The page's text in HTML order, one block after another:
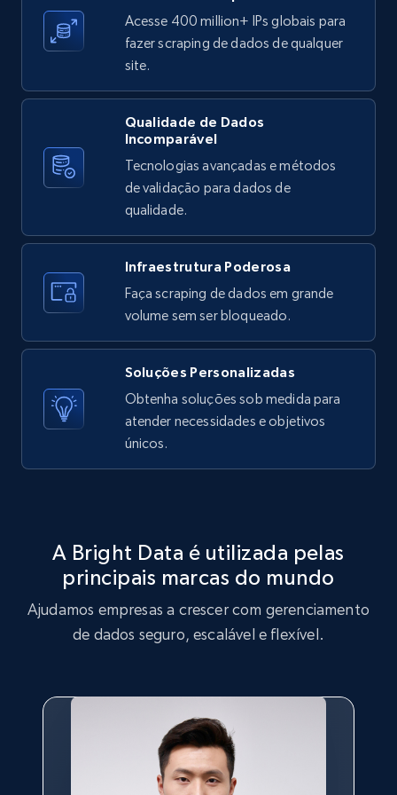
price, and more.
Etsy - Collects data from shop's URL
URL, Product id, Listing inventory id, Title, Rating,
Reviews count shop, Reviews count item, Initial
price, and more.
Amazon products search
Asin, URL, Name, Sponsored, Initial price, Final
price, Currency, Sold, and more.
180+
URL, Product id, Title, Product description,
Rating, Reviews count, Initial price, Discount,
and more.
1.3K+ 175+ Comece grátis
Target - Gather data on products using
specified keywords
URL, Product id, Title, Product description,
Acesse 400 million+ IPs globais para
fazer scraping de dados de qualquer
site.
Qualidade de Dados
Incomparável
Tecnologias avançadas e métodos
de validação para dados de
qualidade.
Infraestrutura Poderosa
Faça scraping de dados em grande
volume sem ser bloqueado.
Soluções Personalizadas
Obtenha soluções sob medida para
atender necessidades e objetivos
únicos.
A Bright Data é utilizada pelas
principais marcas do mundo
Ajudamos empresas a crescer com gerenciamento
de dados seguro, escalável e flexível.